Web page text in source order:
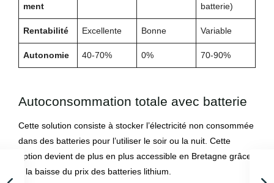
ment
batterie)
Rentabilité Excellente Bonne Variable
Autonomie 40-70% 0% 70-90%
Autoconsommation totale avec batterie
Cette solution consiste à stocker l’électricité non consommée
dans des batteries pour l’utiliser le soir ou la nuit. Cette
option devient de plus en plus accessible en Bretagne grâce
à la baisse du prix des batteries lithium.